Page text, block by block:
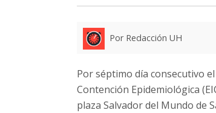
Por Redacción UH
Por séptimo día consecutivo
Contención Epidemiológica
plaza Salvador del Mundo de